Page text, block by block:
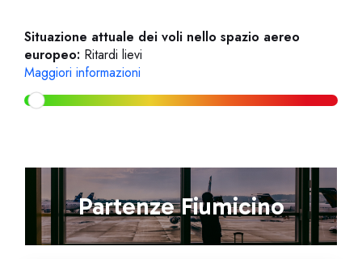
Situazione attuale dei voli nello spazio aereo
europeo: Ritardi lievi
Maggiori informazioni
Partenze Fiumicino